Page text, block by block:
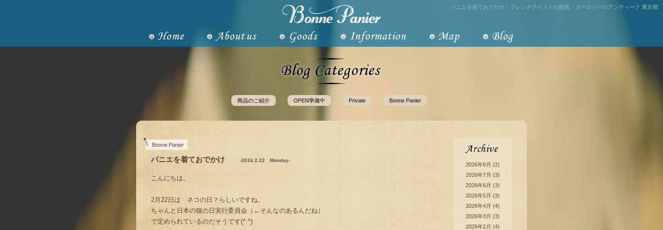
パニエを着ておでかけ｜フレンチテイストの雑貨・ヨーロッパのアンティーク 東京都
商品のご紹介 OPEN準備中 Private Bonne Panier
Bonne Panier
パニエを着ておでかけ -2016.2.22 Monday-
こんにちは。
2月22日は ネコの日？らしいですね。
ちゃんと日本の猫の日実行委員会（←そんなのあるんだね）
で定められているのだそうです(^.^)
2026年8月 (2)
2026年7月 (3)
2026年6月 (3)
2026年5月 (3)
2026年4月 (4)
2026年3月 (3)
2026年2月 (4)